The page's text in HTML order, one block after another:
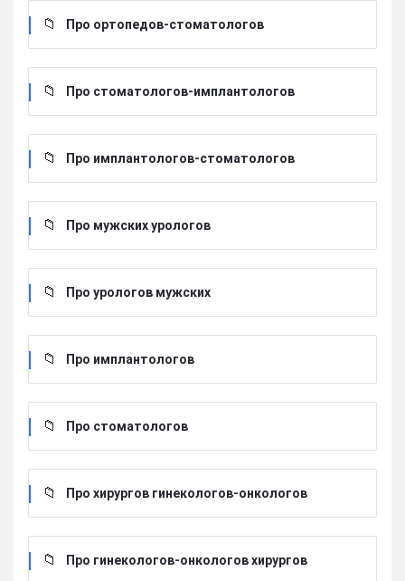
Про ортопедов-стоматологов
Про стоматологов-имплантологов
Про имплантологов-стоматологов
Про мужских урологов
Про урологов мужских
Про имплантологов
Про стоматологов
Про хирургов гинекологов-онкологов
Про гинекологов-онкологов хирургов